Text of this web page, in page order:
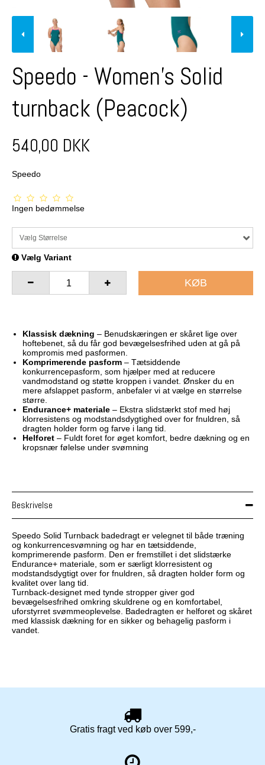
Speedo - Women's Solid
turnback (Peacock)
540,00 DKK
Speedo
Ingen bedømmelse
Vælg Størrelse
Vælg Variant
KØB
Klassisk dækning – Benudskæringen er skåret lige over
hoftebenet, så du får god bevægelsesfrihed uden at gå på
kompromis med pasformen.
Komprimerende pasform– Tætsiddende
konkurrencepasform, som hjælper med at reducere
vandmodstand og støtte kroppen i vandet. Ønsker du en
mere afslappet pasform, anbefaler vi at vælge en størrelse
større.
Endurance+ materiale– Ekstra slidstærkt stof med høj
klorresistens og modstandsdygtighed over for fnuldren, så
dragten holder form og farve i lang tid.
Helforet– Fuldt foret for øget komfort, bedre dækning og en
kropsnær følelse under svømning
Beskrivelse
Speedo Solid Turnback badedragt er velegnet til både træning
og konkurrencesvømning og har en tætsiddende,
komprimerende pasform. Den er fremstillet i det slidstærke
Endurance+ materiale, som er særligt klorresistent og
modstandsdygtigt over for fnuldren, så dragten holder form og
kvalitet over lang tid.
Turnback-designet med tynde stropper giver god
bevægelsesfrihed omkring skuldrene og en komfortabel,
uforstyrret svømmeoplevelse. Badedragten er helforet og skåret
med klassisk dækning for en sikker og behagelig pasform i
vandet.
Gratis fragt ved køb over 599,-